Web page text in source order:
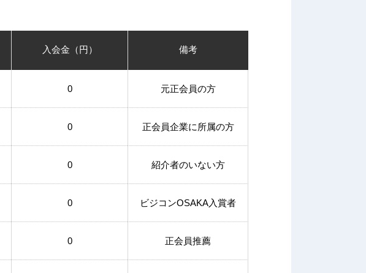
入会金（円） 備考
0 元正会員の方
0 正会員企業に所属の方
0 紹介者のいない方
0 ビジコンOSAKA入賞者
0 正会員推薦